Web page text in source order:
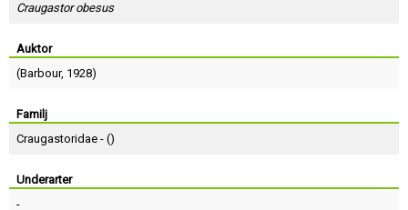
Craugastor obesus
Auktor
(Barbour, 1928)
Familj
Craugastoridae - ()
Underarter
-
Lösenord:
Terms of Service